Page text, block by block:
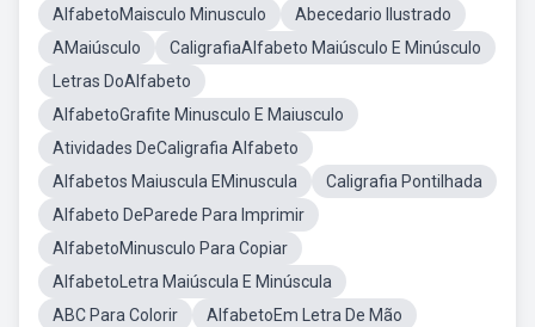
AlfabetoMaisculo Minusculo
Abecedario Ilustrado
AMaiúsculo
CaligrafiaAlfabeto Maiúsculo E Minúsculo
Letras DoAlfabeto
AlfabetoGrafite Minusculo E Maiusculo
Atividades DeCaligrafia Alfabeto
Alfabetos Maiuscula EMinuscula
Caligrafia Pontilhada
Alfabeto DeParede Para Imprimir
AlfabetoMinusculo Para Copiar
AlfabetoLetra Maiúscula E Minúscula
ABC Para Colorir
AlfabetoEm Letra De Mão